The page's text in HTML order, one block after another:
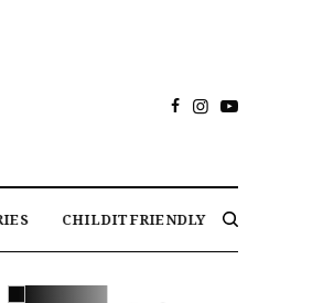
CHILDITFRIENDLY